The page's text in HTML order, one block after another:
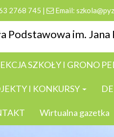
narzędzi
2768 745 | Email:
Podstawowa im. Jana
SZKOŁY I GRONO
I KONKURSY
Wirtualna gazetka